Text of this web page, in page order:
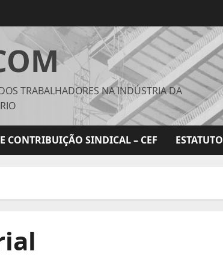
TRABALHADORES NA INDÚSTRIA DA
CONTRIBUIÇÃO SINDICAL – CEF ESTATUTO